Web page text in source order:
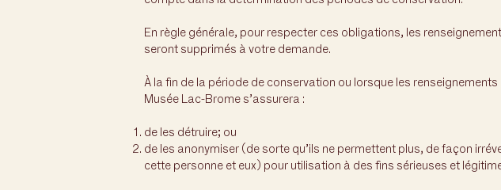
En règle générale, pour respecter ces obligations, les
seront supprimés à votre demande.
À la fin de la période de conservation ou lorsque les
Musée Lac-Brome s’assurera :
de les détruire; ou
de les anonymiser (de sorte qu’ils ne permettent plus, de façon
cette personne et eux) pour utilisation à des fins sérieuses et